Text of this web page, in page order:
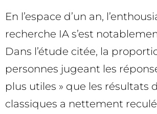
En l’espace d’un an,
recherche IA s’est
Dans l’étude citée, la
personnes jugeant les
plus utiles » que les résultats
classiques a nettement